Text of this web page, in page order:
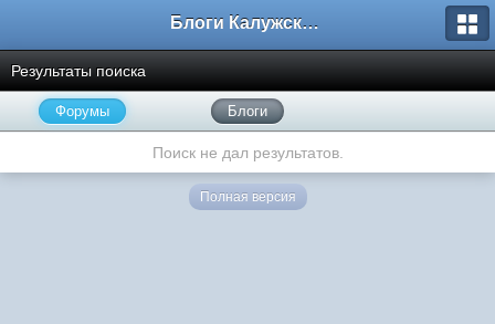
Блоги Калужского перекрестка
Результаты поиска
Форумы Блоги
Поиск не дал результатов.
Полная версия